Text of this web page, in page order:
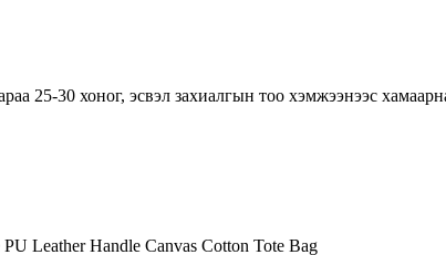
25-30 хоног, эсвэл захиалгын тоо хэмжээнээс